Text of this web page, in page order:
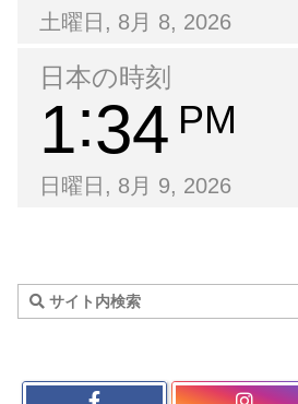
土曜日, 8月 8, 2026
日本の時刻
1 34 PM
日曜日, 8月 9, 2026